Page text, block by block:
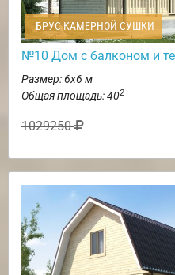
БРУС КАМЕРНОЙ СУШКИ
№10 Дом с балконом и
Размер: 6х6 м
Общая площадь: 402
1029250